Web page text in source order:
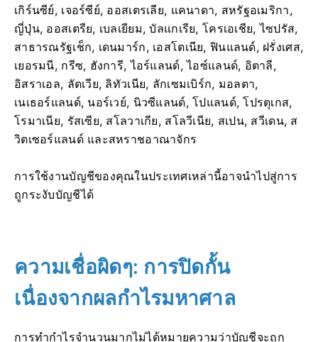
เกิร์นซีย์, เจอร์ซีย์, ออสเตรเลีย, แคนาดา, สหรัฐอเมริกา,
ญี่ปุ่น, ออสเตรีย, เบลเยียม, บัลแกเรีย, โครเอเชีย, ไซปรัส,
สาธารณรัฐเช็ก, เดนมาร์ก, เอสโตเนีย, ฟินแลนด์, ฝรั่งเศส,
เยอรมนี, กรีซ, ฮังการี, ไอร์แลนด์, ไอซ์แลนด์, อิตาลี,
อิสราเอล, ลัตเวีย, ลิทัวเนีย, ลักเซมเบิร์ก, มอลตา,
เนเธอร์แลนด์, นอร์เวย์, นิวซีแลนด์, โปแลนด์, โปรตุเกส,
โรมาเนีย, รัสเซีย, สโลวาเกีย, สโลวีเนีย, สเปน, สวีเดน, ส
วิตเซอร์แลนด์ และสหราชอาณาจักร
การใช้งานบัญชีของคุณในประเทศเหล่านี้อาจนำไปสู่การ
ถูกระงับบัญชีได้
ความเชื่อผิดๆ: การปิดกั้น
เนื่องจากผลกำไรมหาศาล
การทำกำไรจำนวนมากไม่ได้หมายความว่าบัญชีจะถูก